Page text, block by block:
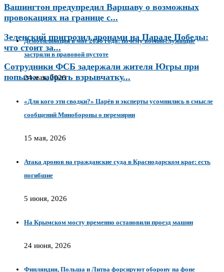
Вашингтон предупредил Варшаву о возможных
провокациях на границе с...
Зеленский пригрозил дронами на Параде Победы:
что стоит за...
Сотрудники ФСБ задержали жителя Югры при
попытке забрать взрывчатку...
Демобилизация в мае 2026 года: почему военнослужащие
застряли в правовой пустоте
24 мая, 2026
«Для кого эти сводки?» Царёв и эксперты усомнились в смысле
сообщений Минобороны о перемирии
15 мая, 2026
Атака дронов на гражданские суда в Краснодарском крае: есть
погибшие
5 июня, 2026
На Крымском мосту временно остановили проезд машин
24 июня, 2026
Финляндия, Польша и Литва форсируют оборону на фоне